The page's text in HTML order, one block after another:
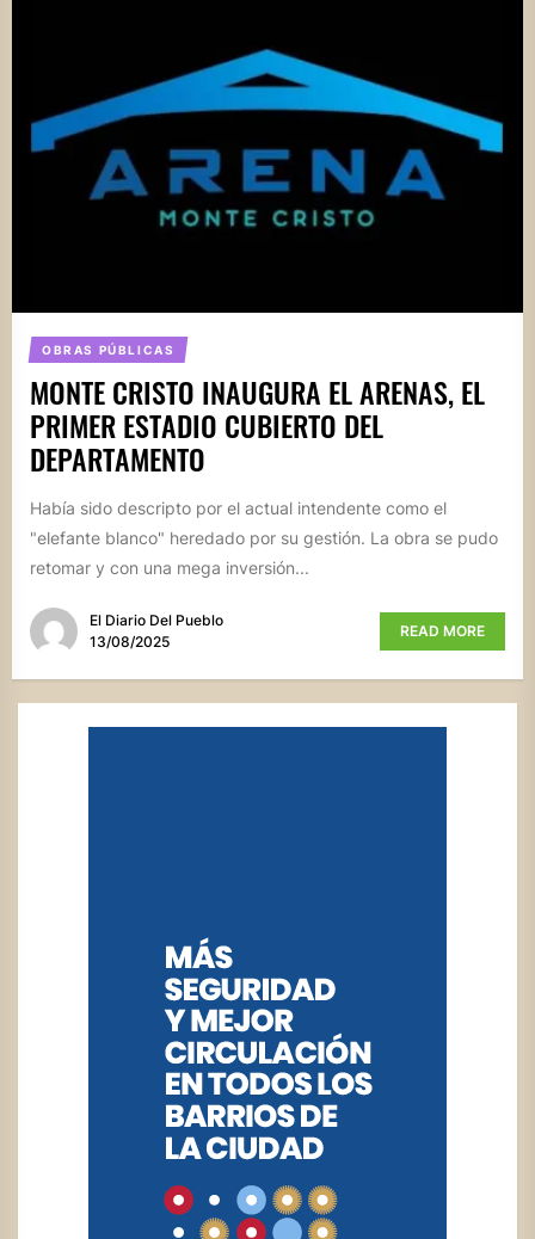
OBRAS PÚBLICAS
MONTE CRISTO INAUGURA EL ARENAS, EL
PRIMER ESTADIO CUBIERTO DEL
DEPARTAMENTO
Había sido descripto por el actual intendente como el
"elefante blanco" heredado por su gestión. La obra se pudo
retomar y con una mega inversión...
El Diario Del Pueblo
13/08/2025
READ MORE